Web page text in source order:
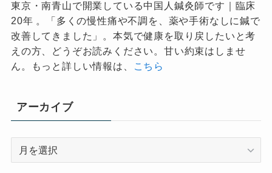
東京・南青山で開業している中国人鍼灸師です｜臨床
20年 。「多くの慢性痛や不調を、薬や手術なしに鍼で
改善してきました」。本気で健康を取り戻したいと考
えの方、どうぞお読みください。甘い約束はしませ
ん。もっと詳しい情報は、
こちら
アーカイブ